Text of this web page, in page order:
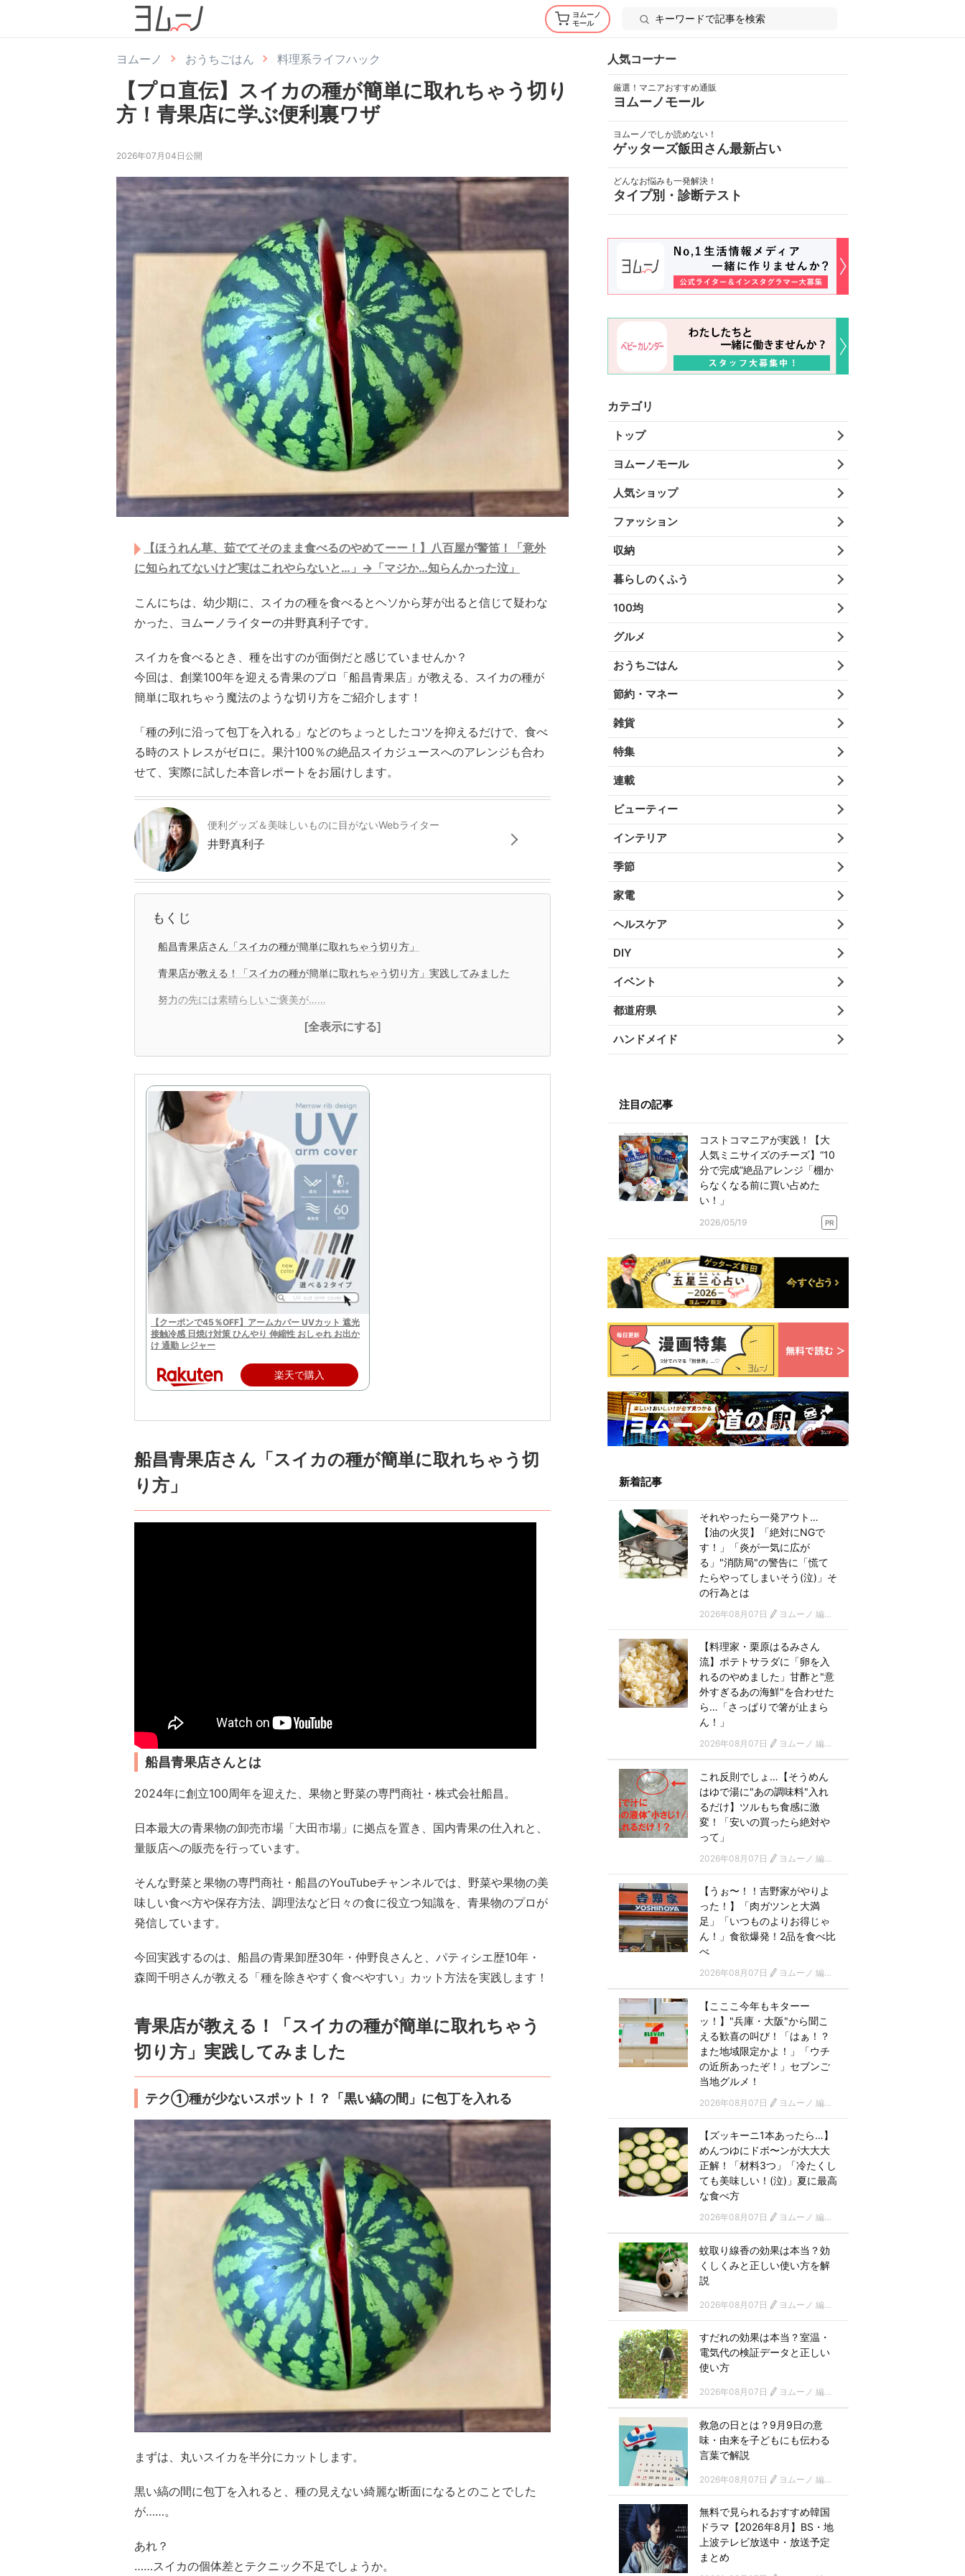
ヨムーノ
モール
ヨムーノ おうちごはん 料理系ライフハック
【プロ直伝】スイカの種が簡単に取れちゃう切り
方！青果店に学ぶ便利裏ワザ
2026年07月04日公開
【ほうれん草、茹でてそのまま食べるのやめてーー！】八百屋が警笛！「意外
に知られてないけど実はこれやらないと…」→「マジか…知らんかった泣」
こんにちは、幼少期に、スイカの種を食べるとヘソから芽が出ると信じて疑わな
かった、ヨムーノライターの井野真利子です。
スイカを食べるとき、種を出すのが面倒だと感じていませんか？
今回は、創業100年を迎える青果のプロ「船昌青果店」が教える、スイカの種が
簡単に取れちゃう魔法のような切り方をご紹介します！
「種の列に沿って包丁を入れる」などのちょっとしたコツを抑えるだけで、食べ
る時のストレスがゼロに。果汁100％の絶品スイカジュースへのアレンジも合わ
せて、実際に試した本音レポートをお届けします。
便利グッズ＆美味しいものに目がないWebライター
井野真利子
もくじ
船昌青果店さん「スイカの種が簡単に取れちゃう切り方」
青果店が教える！「スイカの種が簡単に取れちゃう切り方」実践してみました
努力の先には素晴らしいご褒美が……
[全表示にする]
【クーポンで45％OFF】アームカバー UVカット 遮光
接触冷感 日焼け対策 ひんやり 伸縮性 おしゃれ お出か
け 通勤 レジャー
楽天で購入
船昌青果店さん「スイカの種が簡単に取れちゃう切
り方」
船昌青果店さんとは
2024年に創立100周年を迎えた、果物と野菜の専門商社・株式会社船昌。
日本最大の青果物の卸売市場「大田市場」に拠点を置き、国内青果の仕入れと、
量販店への販売を行っています。
そんな野菜と果物の専門商社・船昌のYouTubeチャンネルでは、野菜や果物の美
味しい食べ方や保存方法、調理法など日々の食に役立つ知識を、青果物のプロが
発信しています。
今回実践するのは、船昌の青果卸歴30年・仲野良さんと、パティシエ歴10年・
森岡千明さんが教える「種を除きやすく食べやすい」カット方法を実践します！
青果店が教える！「スイカの種が簡単に取れちゃう
切り方」実践してみました
テク①種が少ないスポット！？「黒い縞の間」に包丁を入れる
まずは、丸いスイカを半分にカットします。
黒い縞の間に包丁を入れると、種の見えない綺麗な断面になるとのことでした
が……。
あれ？
……スイカの個体差とテクニック不足でしょうか。
人気コーナー
厳選！マニアおすすめ通販
ヨムーノモール
ヨムーノでしか読めない！
ゲッターズ飯田さん最新占い
どんなお悩みも一発解決！
タイプ別・診断テスト
カテゴリ
トップ
ヨムーノモール
人気ショップ
ファッション
収納
暮らしのくふう
100均
グルメ
おうちごはん
節約・マネー
雑貨
特集
連載
ビューティー
インテリア
季節
家電
ヘルスケア
DIY
イベント
都道府県
ハンドメイド
注目の記事
コストコマニアが実践！【大
人気ミニサイズのチーズ】“10
分で完成”絶品アレンジ「棚か
らなくなる前に買い占めた
い！」
2026/05/19 PR
新着記事
それやったら一発アウト…
【油の火災】「絶対にNGで
す！」「炎が一気に広が
る」"消防局"の警告に「慌て
たらやってしまいそう(泣)」そ
の行為とは
2026年08月07日 ヨムーノ 編集部
【料理家・栗原はるみさん
流】ポテトサラダに「卵を入
れるのやめました」甘酢と"意
外すぎるあの海鮮"を合わせた
ら…「さっぱりで箸が止まら
ん！」
2026年08月07日 ヨムーノ 編集部
これ反則でしょ…【そうめん
はゆで湯に"あの調味料"入れ
るだけ】ツルもち食感に激
変！「安いの買ったら絶対や
って」
2026年08月07日 ヨムーノ 編集部
【うぉ〜！！吉野家がやりよ
った！】「肉ガツンと大満
足」「いつものよりお得じゃ
ん！」食欲爆発！2品を食べ比
べ
2026年08月07日 ヨムーノ 編集部
【こここ今年もキターー
ッ！】"兵庫・大阪"から聞こ
える歓喜の叫び！「はぁ！？
また地域限定かよ！」「ウチ
の近所あったぞ！」セブンご
当地グルメ！
2026年08月07日 ヨムーノ 編集部
【ズッキーニ1本あったら…】
めんつゆにドボ〜ンが大大大
正解！「材料3つ」「冷たくし
ても美味しい！(泣)」夏に最高
な食べ方
2026年08月07日 ヨムーノ 編集部
蚊取り線香の効果は本当？効
くしくみと正しい使い方を解
説
2026年08月07日 ヨムーノ 編集部
すだれの効果は本当？室温・
電気代の検証データと正しい
使い方
2026年08月07日 ヨムーノ 編集部
救急の日とは？9月9日の意
味・由来を子どもにも伝わる
言葉で解説
2026年08月07日 ヨムーノ 編集部
無料で見られるおすすめ韓国
ドラマ【2026年8月】BS・地
上波テレビ放送中・放送予定
まとめ